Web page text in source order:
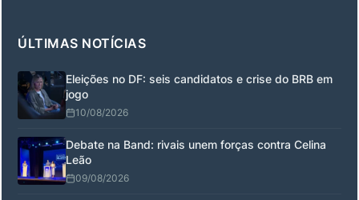
ÚLTIMAS NOTÍCIAS
Eleições no DF: seis candidatos e crise do BRB em
jogo
10/08/2026
Debate na Band: rivais unem forças contra Celina
Leão
09/08/2026